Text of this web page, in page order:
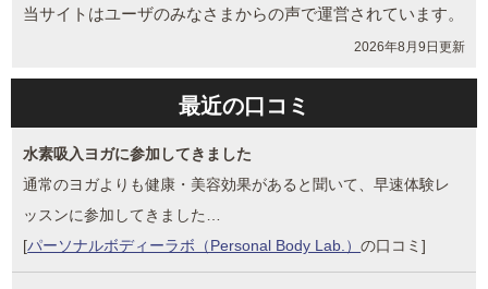
当サイトはユーザのみなさまからの声で運営されています。
2026年8月9日更新
最近の口コミ
水素吸入ヨガに参加してきました
通常のヨガよりも健康・美容効果があると聞いて、早速体験レ
ッスンに参加してきました…
[パーソナルボディーラボ（Personal Body Lab.）の口コミ]